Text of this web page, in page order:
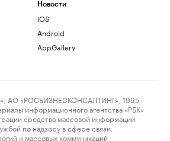
Новости
iOS
Android
AppGallery
АО «РОСБИЗНЕСКОНСАЛТИНГ», 1995–
информационного агентства «РБК»
средства массовой информации
по надзору в сфере связи,
и массовых коммуникаций